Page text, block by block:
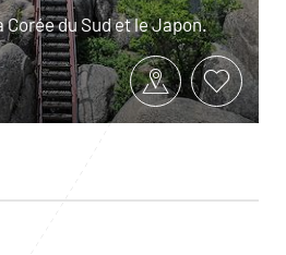
du Sud et le Japon.